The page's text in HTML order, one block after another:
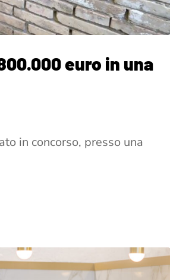
euro in una
in concorso, presso una